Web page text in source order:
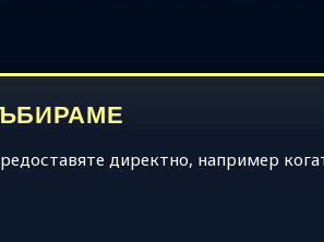
директно, например